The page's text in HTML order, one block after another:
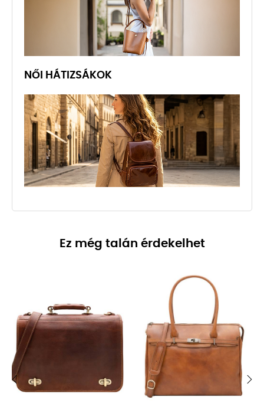
NŐI HÁTIZSÁKOK
Ez még talán érdekelhet